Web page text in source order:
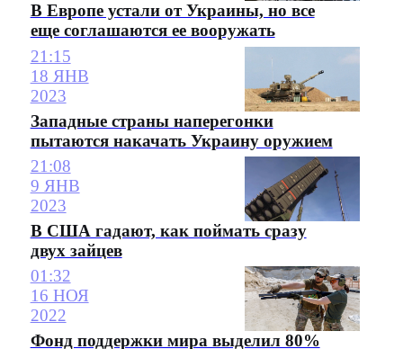
В Европе устали от Украины, но все
еще соглашаются ее вооружать
21:15
18 ЯНВ
2023
Западные страны наперегонки
пытаются накачать Украину оружием
21:08
9 ЯНВ
2023
В США гадают, как поймать сразу
двух зайцев
01:32
16 НОЯ
2022
Фонд поддержки мира выделил 80%